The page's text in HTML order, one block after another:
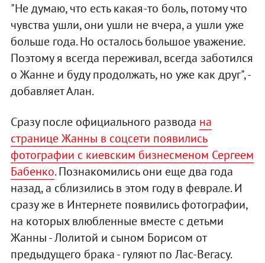
"Не думаю, что есть какая-то боль, потому что
чувства ушли, они ушли не вчера, а ушли уже
больше года. Но осталось большое уважение.
Поэтому я всегда переживал, всегда заботился
о Жанне и буду продолжать, но уже как друг", -
добавляет Алан.
Сразу после официального развода на
странице Жанны в соцсети появились
фотографии с киевским бизнесменом Сергеем
Бабенко. Познакомились они еще два года
назад, а сблизились в этом году в феврале. И
сразу же в Интернете появились фотографии,
на которых влюбленные вместе с детьми
Жанны - Лолитой и сыном Борисом от
предыдущего брака - гуляют по Лас-Вегасу.